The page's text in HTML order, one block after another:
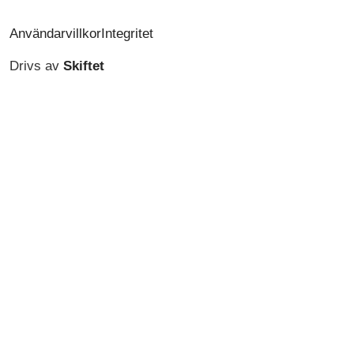
Användarvillkor Integritet
Drivs av Skiftet